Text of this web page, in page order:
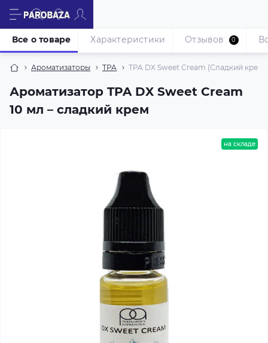
Ароматизаторы TPA TPA DX Sweet Cream (Сладкий крем)
Ароматизатор TPA DX Sweet Cream
10 мл – сладкий крем
Все о товаре Характеристики Отзывов 0
на складе